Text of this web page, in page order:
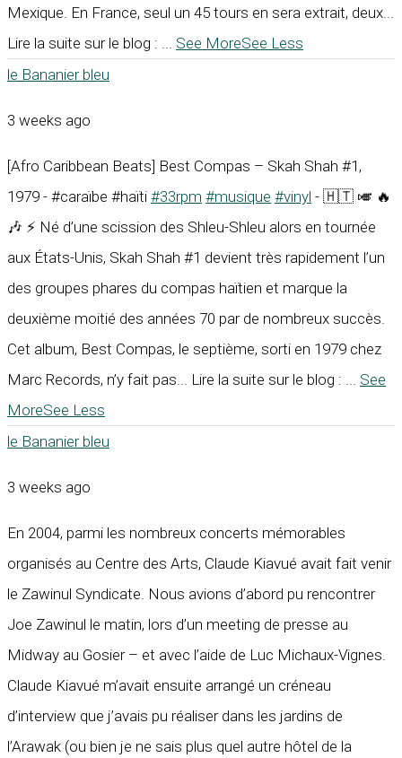
Mexique. En France, seul un 45 tours en sera extrait, deux...
Lire la suite sur le blog :
See MoreSee Less
le Bananier bleu
3 weeks ago
[Afro Caribbean Beats] Best Compas – Skah Shah #1,
1979 - #caraïbe #haïti #33rpm #musique #vinyl - 🇭🇹 🎺 🔥
🎶 ⚡ Né d’une scission des Shleu-Shleu alors en tournée
aux États-Unis, Skah Shah #1 devient très rapidement l’un
des groupes phares du compas haïtien et marque la
deuxième moitié des années 70 par de nombreux succès.
Cet album, Best Compas, le septième, sorti en 1979 chez
Marc Records, n’y fait pas... Lire la suite sur le blog :
See
MoreSee Less
le Bananier bleu
3 weeks ago
En 2004, parmi les nombreux concerts mémorables
organisés au Centre des Arts, Claude Kiavué avait fait venir
le Zawinul Syndicate. Nous avions d’abord pu rencontrer
Joe Zawinul le matin, lors d’un meeting de presse au
Midway au Gosier – et avec l’aide de Luc Michaux-Vignes.
Claude Kiavué m’avait ensuite arrangé un créneau
d’interview que j’avais pu réaliser dans les jardins de
l’Arawak (ou bien je ne sais plus quel autre hôtel de la